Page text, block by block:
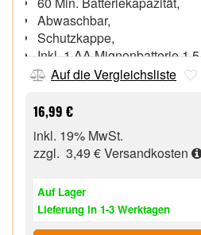
Abwaschbar,
Schutzkappe,
Inkl. 1 AA Mignonbatterie
Auf die Vergleichsliste
16,99 €
inkl. 19% MwSt.
zzgl. 3,49 €Versandkosten
Auf Lager
Lieferung in 1-3 Werktagen